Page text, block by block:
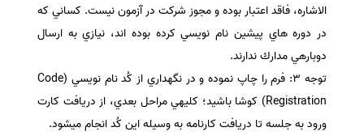
الاشاره، فاقد اعتبار بوده و مجوز شركت در آزمون نيست. كساني كه
در دوره هاي پيشين نام نويسي كرده بوده اند، نيازي به ارسال
دوباره­ي مدارك ندارند.
توجه ٣: فرم را چاپ نموده و در نگهداري از كُد نام نويسي (Code
Registration) كوشا باشيد؛ كليهي مراحل بعدي، از دريافت كارت
ورود به جلسه تا دريافت كارنامه به وسيله اين كُد انجام ميشود.